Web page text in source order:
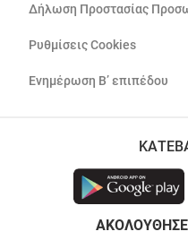
Δήλωση Προστασίας
Ρυθμίσεις Cookies
Ενημέρωση Β’ επιπέδου
ΑΚΟΛΟΥΘΗΣΕ